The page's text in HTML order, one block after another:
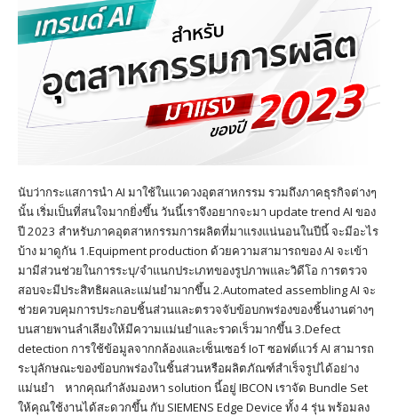
นับว่ากระแสการนำ AI มาใช้ในแวดวงอุตสาหกรรม รวมถึงภาคธุรกิจต่างๆ
นั้น เริ่มเป็นที่สนใจมากยิ่งขึ้น วันนี้เราจึงอยากจะมา update trend AI ของ
ปี 2023 สำหรับภาคอุตสาหกรรมการผลิตที่มาแรงแน่นอนในปีนี้ จะมีอะไร
บ้าง มาดูกัน 1.Equipment production ด้วยความสามารถของ AI จะเข้า
มามีส่วนช่วยในการระบุ/จำแนกประเภทของรูปภาพและวิดีโอ การตรวจ
สอบจะมีประสิทธิผลและแม่นยำมากขึ้น 2.Automated assembling AI จะ
ช่วยควบคุมการประกอบชิ้นส่วนและตรวจจับข้อบกพร่องของชิ้นงานต่างๆ
บนสายพานลำเลียงให้มีความแม่นยำและรวดเร็วมากขึ้น 3.Defect
detection การใช้ข้อมูลจากกล้องและเซ็นเซอร์ IoT ซอฟต์แวร์ AI สามารถ
ระบุลักษณะของข้อบกพร่องในชิ้นส่วนหรือผลิตภัณฑ์สำเร็จรูปได้อย่าง
แม่นยำ หากคุณกำลังมองหา solution นี้อยู่ IBCON เราจัด Bundle Set
ให้คุณใช้งานได้สะดวกขึ้น กับ SIEMENS Edge Device ทั้ง 4 รุ่น พร้อมลง